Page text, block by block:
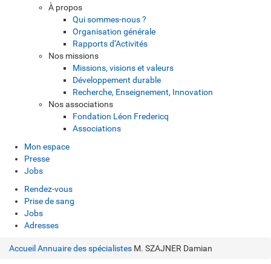
À propos
Qui sommes-nous ?
Organisation générale
Rapports d’Activités
Nos missions
Missions, visions et valeurs
Développement durable
Recherche, Enseignement, Innovation
Nos associations
Fondation Léon Fredericq
Associations
Mon espace
Presse
Jobs
Rendez-vous
Prise de sang
Jobs
Adresses
Accueil Annuaire des spécialistes M. SZAJNER Damian